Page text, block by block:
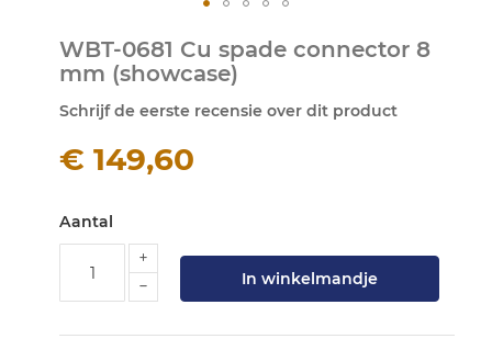
WBT-0681 Cu spade connector 8
mm (showcase)
Schrijf de eerste recensie over dit product
€ 149,60
Aantal
In winkelmandje
naar
het
van
afbeeldingen-